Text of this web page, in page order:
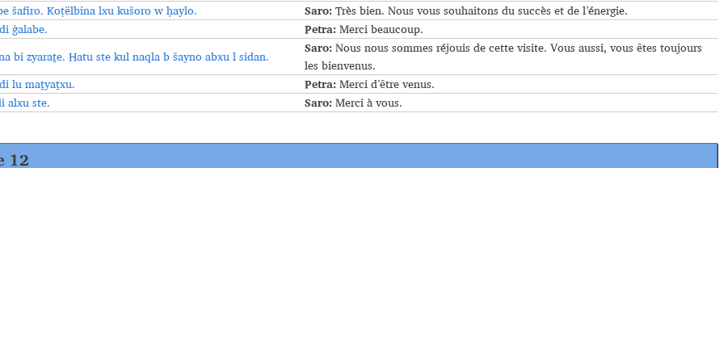
šafiro. Koṭëlbina lxu kušoro w ḥaylo. Saro:Très bien. Nous vous souhaitons du succès et de l’énergie.
ġalabe. Petra:Merci beaucoup.
bi zyaraṯe. Hatu ste kul naqla b šayno abxu l sidan. Saro:Nous nous sommes réjouis de cette visite. Vous aussi, vous êtes toujours
les bienvenus.
lu maṯyaṯxu. Petra:Merci d’être venus.
alxu ste. Saro:Merci à vous.
12